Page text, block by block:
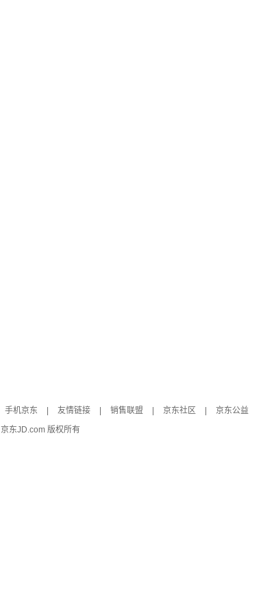
手机京东 友情链接 销售联盟 京东社区
京东公益
京东JD.com 版权所有